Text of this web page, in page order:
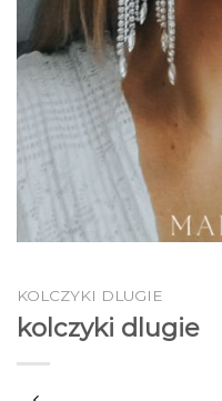
KOLCZYKI DLUGIE
kolczyki dlugie